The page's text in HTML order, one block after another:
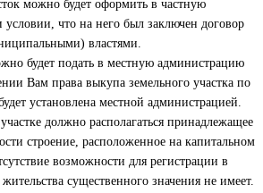
можно будет оформить в частную
условии, что на него был заключен договор
властями.
будет подать в местную администрацию
Вам права выкупа земельного участка по
установлена местной администрацией.
должно располагаться принадлежащее
строение, расположенное на капитальном
возможности для регистрации в
существенного значения не имеет.